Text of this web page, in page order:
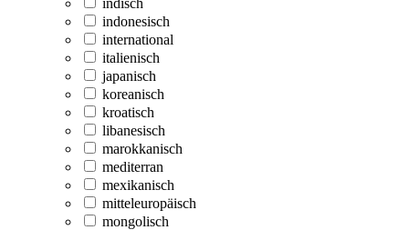
indonesisch
international
italienisch
japanisch
koreanisch
kroatisch
libanesisch
marokkanisch
mediterran
mexikanisch
mitteleuropäisch
mongolisch